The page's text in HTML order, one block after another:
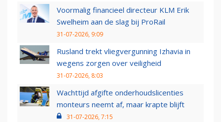
Voormalig financieel directeur KLM Erik
Swelheim aan de slag bij ProRail
31-07-2026, 9:09
Rusland trekt vliegvergunning Izhavia in
wegens zorgen over veiligheid
31-07-2026, 8:03
Wachttijd afgifte onderhoudslicenties
monteurs neemt af, maar krapte blijft
31-07-2026, 7:15